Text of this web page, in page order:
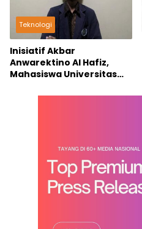
Teknologi
Inisiatif Akbar
Anwarektino Al Hafiz,
Mahasiswa Universitas
Kembangkan Crypto